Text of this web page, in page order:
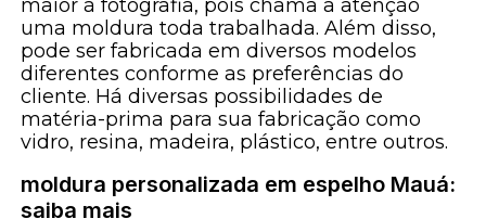
maior à fotografia, pois chama a atenção
uma moldura toda trabalhada. Além disso,
pode ser fabricada em diversos modelos
diferentes conforme as preferências do
cliente. Há diversas possibilidades de
matéria-prima para sua fabricação como
vidro, resina, madeira, plástico, entre outros.
moldura personalizada em espelho Mauá:
saiba mais